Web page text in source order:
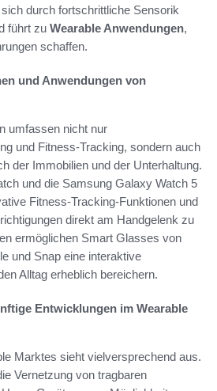
durch fortschrittliche Sensorik
führt zu Wearable Anwendungen,
schaffen.
und Anwendungen von
umfassen nicht nur
und Fitness-Tracking, sondern auch
der Immobilien und der Unterhaltung.
und die Samsung Galaxy Watch 5
Fitness-Tracking-Funktionen und
direkt am Handgelenk zu
ermöglichen Smart Glasses von
und Snap eine interaktive
Alltag erheblich bereichern.
Entwicklungen im Wearable
Marktes sieht vielversprechend aus.
Vernetzung von tragbaren